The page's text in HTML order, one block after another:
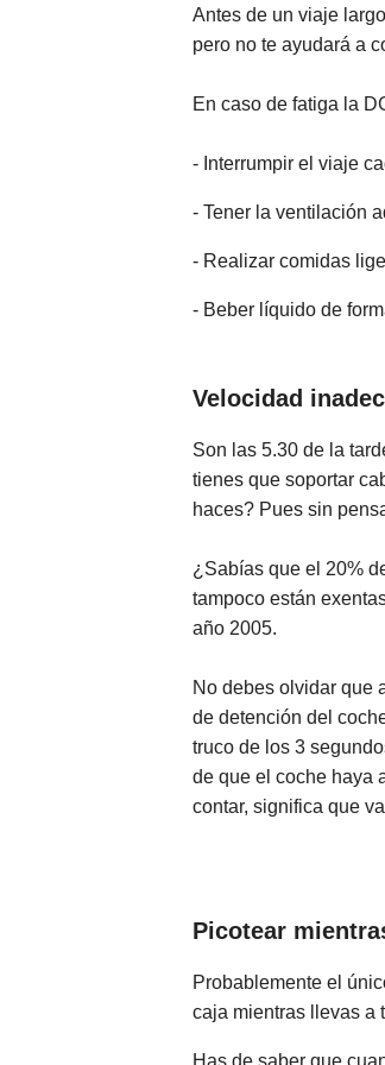
Antes de un viaje
pero no te ayudará a
En caso de fatiga la
- Interrumpir el viaje
- Tener la ventilación
- Realizar comidas
- Beber líquido de
Velocidad
Son las 5.30 de la
tienes que soportar
haces? Pues sin
¿Sabías que el 20%
tampoco están
año 2005.
No debes olvidar que
de detención del
truco de los 3
de que el coche haya
contar, significa que
Picotear
Probablemente el
caja mientras llevas a
Has de saber que